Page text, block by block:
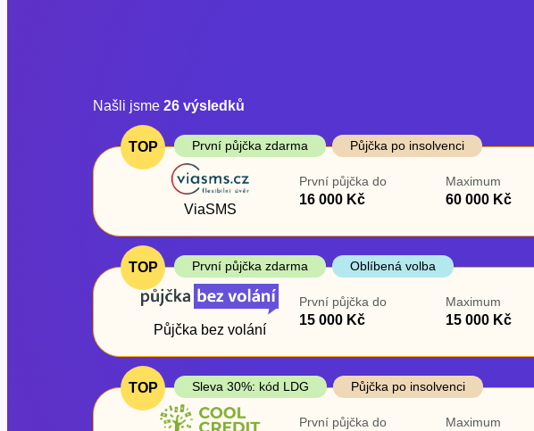
Cena
Od
První půjčka zdarma
ano
Našli jsme 26 výsledků
TOP První půjčka zdarma Půjčka po insolvenci
ViaSMS
První půjčka do
16 000 Kč
Maximum
60 000 Kč
TOP První půjčka zdarma Oblíbená volba
Půjčka bez volání
První půjčka do
15 000 Kč
Maximum
15 000 Kč
TOP Sleva 30%: kód LDG Půjčka po insolvenci
První půjčka do Maximum